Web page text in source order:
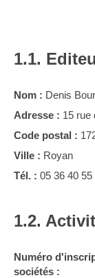
1.1.
Nom : Denis
Adresse : 15 rue
Code postal :
Ville : Royan
Tél. : 05 36 40 55
1.2.
Numéro
sociétés :